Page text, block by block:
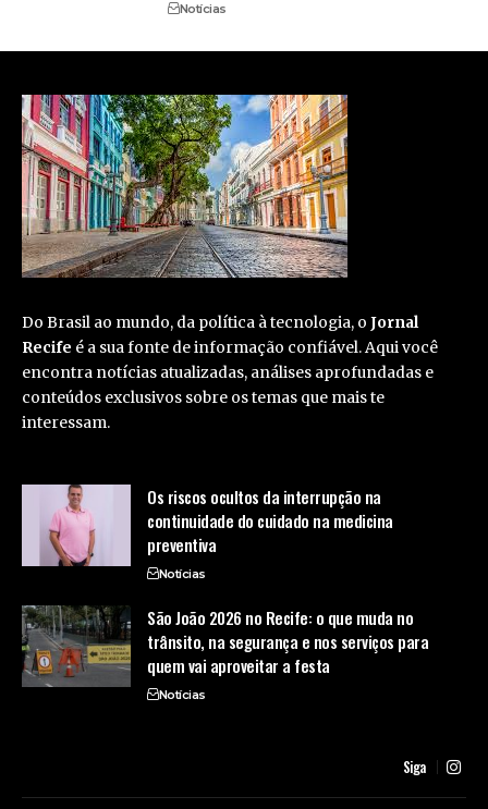
Notícias
Do Brasil ao mundo, da política à tecnologia, o Jornal
Recife é a sua fonte de informação confiável. Aqui você
encontra notícias atualizadas, análises aprofundadas e
conteúdos exclusivos sobre os temas que mais te
interessam.
Os riscos ocultos da interrupção na
continuidade do cuidado na medicina
preventiva
Notícias
São João 2026 no Recife: o que muda no
trânsito, na segurança e nos serviços para
quem vai aproveitar a festa
Notícias
Siga